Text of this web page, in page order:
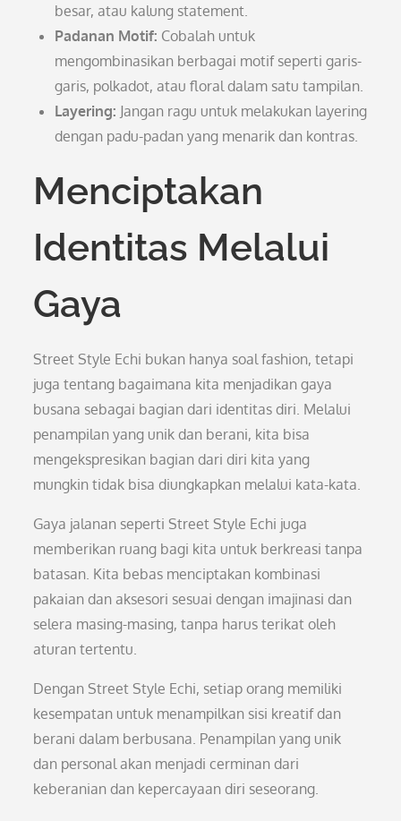
besar, atau kalung statement.
Padanan Motif: Cobalah untuk
mengombinasikan berbagai motif seperti garis-
garis, polkadot, atau floral dalam satu tampilan.
Layering: Jangan ragu untuk melakukan layering
dengan padu-padan yang menarik dan kontras.
Menciptakan
Identitas Melalui
Gaya
Street Style Echi bukan hanya soal fashion, tetapi
juga tentang bagaimana kita menjadikan gaya
busana sebagai bagian dari identitas diri. Melalui
penampilan yang unik dan berani, kita bisa
mengekspresikan bagian dari diri kita yang
mungkin tidak bisa diungkapkan melalui kata-kata.
Gaya jalanan seperti Street Style Echi juga
memberikan ruang bagi kita untuk berkreasi tanpa
batasan. Kita bebas menciptakan kombinasi
pakaian dan aksesori sesuai dengan imajinasi dan
selera masing-masing, tanpa harus terikat oleh
aturan tertentu.
Dengan Street Style Echi, setiap orang memiliki
kesempatan untuk menampilkan sisi kreatif dan
berani dalam berbusana. Penampilan yang unik
dan personal akan menjadi cerminan dari
keberanian dan kepercayaan diri seseorang.